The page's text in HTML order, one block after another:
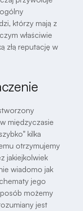
którzy mają z
właściwie
złą reputację w
międzyczasie
kilka
otrzymujemy
jakiejkolwiek
wiadomo jak
jego
możemy
jest